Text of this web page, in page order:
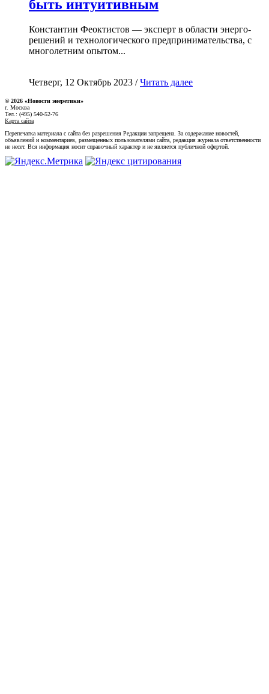
быть интуитивным
Константин Феоктистов — эксперт в области энерго-
решений и технологического предпринимательства, с
многолетним опытом...
Четверг, 12 Октябрь 2023 /Читать далее
© 2026 «Новости энеретики»
г. Москва
Тел.: (495) 540-52-76
Карта сайта
Перепечатка материала с сайта без разрешения Редакции запрещена. За содержание новостей,
объявлений и комментариев, размещенных пользователями сайта, редакция журнала ответственности
не несет. Вся информация носит справочный характер и не является публичной офертой.